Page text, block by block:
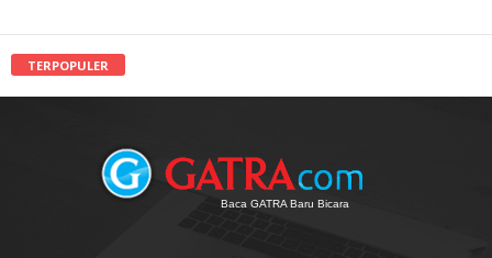
TERPOPULER
Baca GATRA Baru Bicara